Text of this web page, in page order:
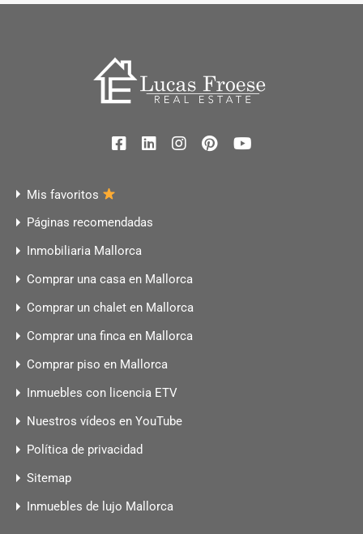
Mis favoritos
Páginas recomendadas
Inmobiliaria Mallorca
Comprar una casa en Mallorca
Comprar un chalet en Mallorca
Comprar una finca en Mallorca
Comprar piso en Mallorca
Inmuebles con licencia ETV
Nuestros vídeos en YouTube
Política de privacidad
Sitemap
Inmuebles de lujo Mallorca